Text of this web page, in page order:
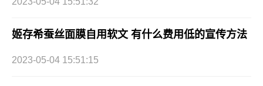
姬存希蚕丝面膜自用软文 有什么费用低的宣传方法
2023-05-04 15:51:15